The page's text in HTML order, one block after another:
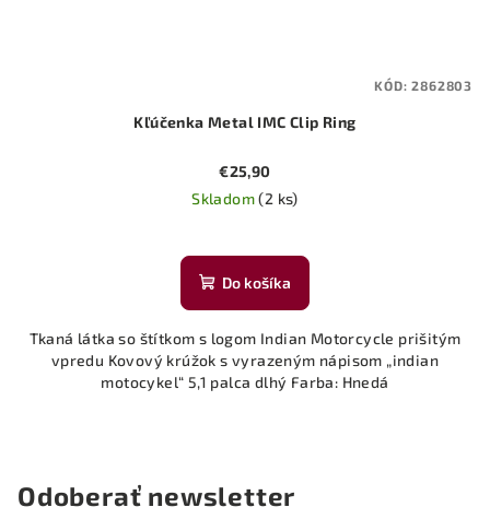
Kľúčenka Metal IMC Clip Ring
€25,90
Skladom(2 ks)
Do košíka
Tkaná látka so štítkom s logom Indian Motorcycle prišitým
vpredu Kovový krúžok s vyrazeným nápisom „indian
motocykel“ 5,1 palca dlhý Farba: Hnedá
KÓD:2862803
Odoberať newsletter